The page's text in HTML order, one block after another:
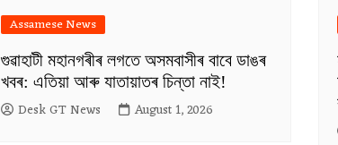
Assamese News
গুৱাহাটী মহানগৰীৰ লগতে অসমবাসীৰ বাবে ডাঙৰ
খবৰ: এতিয়া আৰু যাতায়াতৰ চিন্তা নাই!
Desk GT News August 1, 2026